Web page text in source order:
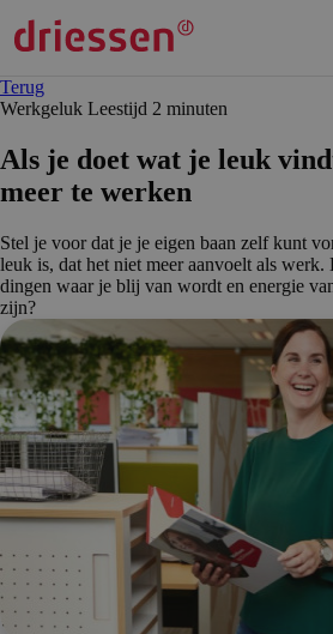
Terug
Werkgeluk Leestijd 2 minuten
Als je doet wat je leuk
meer te werken
Stel je voor dat je je eigen baan zelf kunt
leuk is, dat het niet meer aanvoelt als
dingen waar je blij van wordt en energie
zijn?